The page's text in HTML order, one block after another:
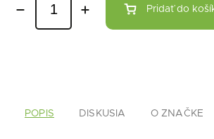
Pridať do
POPIS DISKUSIA O ZNAČKE